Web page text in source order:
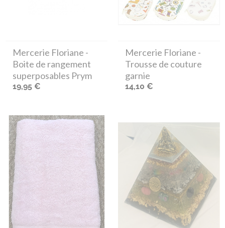
Mercerie Floriane -
Boite de rangement
superposables Prym
19,95 €
Mercerie Floriane -
Trousse de couture
garnie
14,10 €